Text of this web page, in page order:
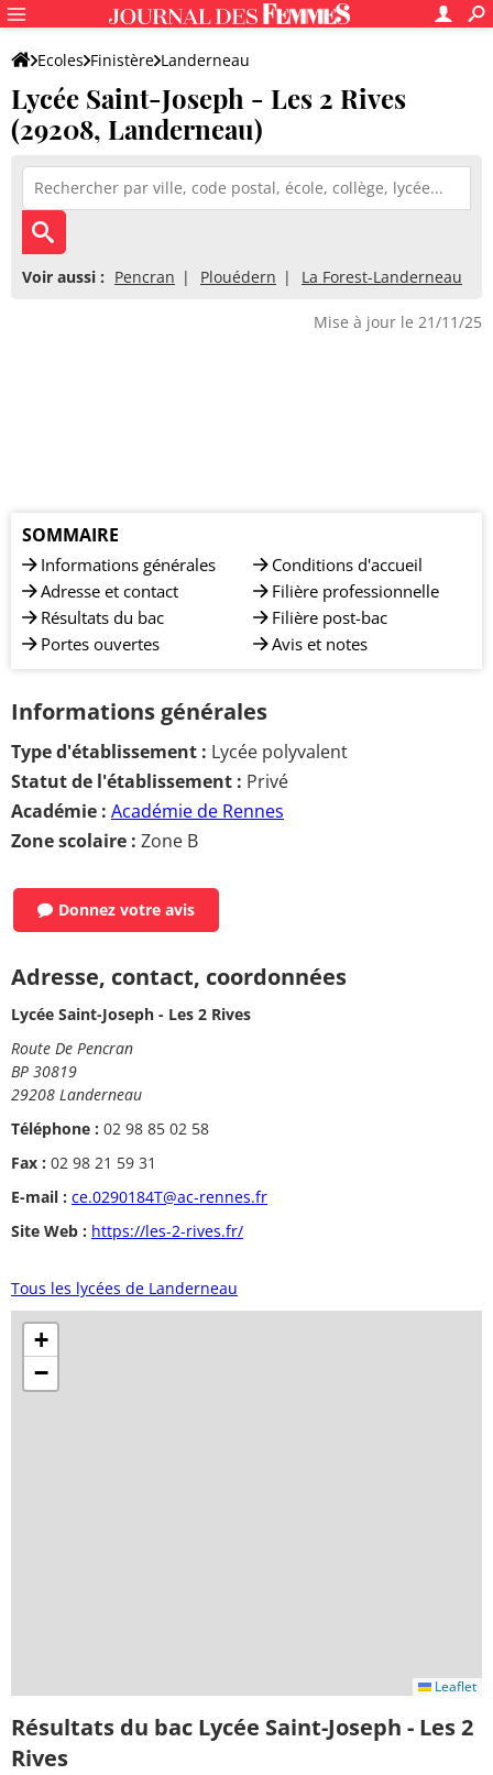
Ecoles Finistère Landerneau
Lycée Saint-Joseph - Les 2 Rives
Lycée Saint-Joseph - Les 2 Rives
(29208, Landerneau)
Voir aussi : Pencran Plouédern La Forest-Landerneau
Mise à jour le 21/11/25
SOMMAIRE
Informations générales
Adresse et contact
Résultats du bac
Portes ouvertes
Conditions d'accueil
Filière professionnelle
Filière post-bac
Avis et notes
Informations générales
Type d'établissement : Lycée polyvalent
Statut de l'établissement : Privé
Académie : Académie de Rennes
Zone scolaire : Zone B
Donnez votre avis
Adresse, contact, coordonnées
Lycée Saint-Joseph - Les 2 Rives
Route De Pencran
BP 30819
29208 Landerneau
Téléphone : 02 98 85 02 58
Fax : 02 98 21 59 31
E-mail : ce.0290184T@ac-rennes.fr
Site Web : https://les-2-rives.fr/
Tous les lycées de Landerneau
+
−
Leaflet
Résultats du bac Lycée Saint-Joseph - Les 2
Rives